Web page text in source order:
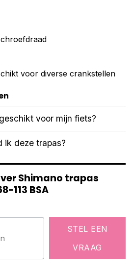
voor diverse crankstellen
voor mijn fiets?
ik deze trapas?
Shimano trapas
113 BSA
STEL EEN
VRAAG